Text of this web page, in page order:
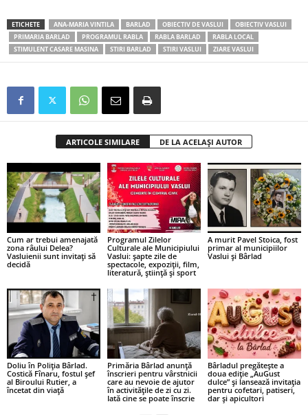
ETICHETE ANA-MARIA VINTILA BARLAD OBIECTIV DE VASLUI
OBIECTIV VASLUI
PRIMARIA BARLAD
PROGRAMUL RABLA RABLA BARLAD
RABLA LOCAL
STIMULENT CASARE MASINA
STIRI BARLAD STIRI VASLUI ZIARE VASLUI
ARTICOLE SIMILARE DE LA ACELAȘI AUTOR
Cum ar trebui amenajată
zona râului Delea?
Vasluienii sunt invitați să
decidă
Programul Zilelor
Culturale ale Municipiului
Vaslui: șapte zile de
spectacole, expoziții, film,
literatură, știință și sport
A murit Pavel Stoica, fost
primar al municipiilor
Vaslui și Bârlad
Doliu în Poliția Bârlad.
Costică Fînaru, fostul șef
al Biroului Rutier, a
încetat din viață
Primăria Bârlad anunță
înscrieri pentru vârstnicii
care au nevoie de ajutor
în activitățile de zi cu zi.
Iată cine se poate înscrie
Bârladul pregătește a
doua ediție „AuGust
dulce” și lansează invitația
pentru cofetari, patiseri,
dar și apicultori